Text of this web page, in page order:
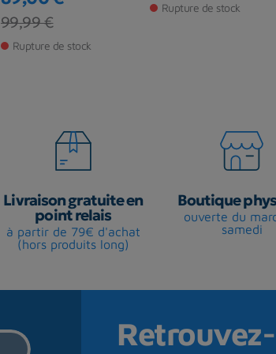
Prix
Prix de base
99,99 €
Rupture de stock
Rupture de stock
Livraison gratuite en
point relais
à partir de 79€ d'achat
(hors produits long)
Boutique
ouverte du
samedi
Retrouvez-